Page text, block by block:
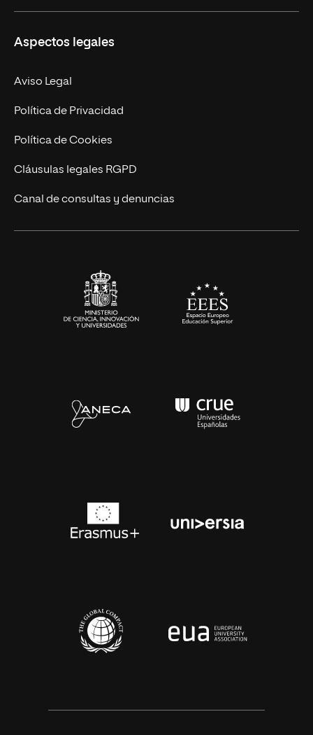
Empresa
MBA
Marketing y Comunicación
Ingeniería
Diseño
Ciencias de la Salud
Nuestro Equipo
Contacto
Aspectos legales
Aviso Legal
Política de Privacidad
Política de Cookies
Cláusulas legales RGPD
Canal de consultas y denuncias